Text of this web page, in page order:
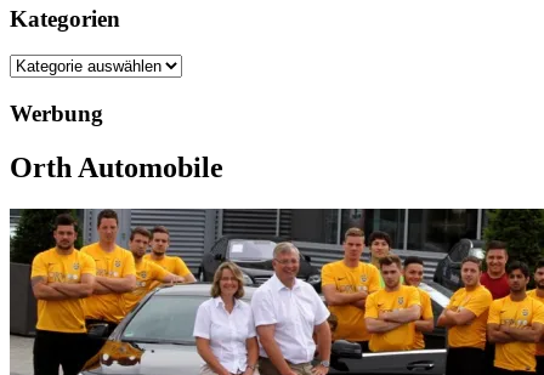
Kategorien
Kategorien
Werbung
Orth Automobile